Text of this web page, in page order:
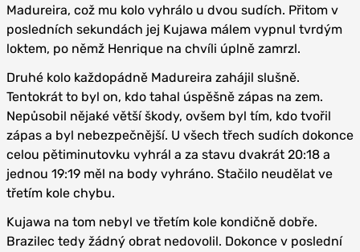
Madureira, což mu kolo vyhrálo u dvou sudích. Přitom v
posledních sekundách jej Kujawa málem vypnul tvrdým
loktem, po němž Henrique na chvíli úplně zamrzl.
Druhé kolo každopádně Madureira zahájil slušně.
Tentokrát to byl on, kdo tahal úspěšně zápas na zem.
Nepůsobil nějaké větší škody, ovšem byl tím, kdo tvořil
zápas a byl nebezpečnější. U všech třech sudích dokonce
celou pětiminutovku vyhrál a za stavu dvakrát 20:18 a
jednou 19:19 měl na body vyhráno. Stačilo neudělat ve
třetím kole chybu.
Kujawa na tom nebyl ve třetím kole kondičně dobře.
Brazilec tedy žádný obrat nedovolil. Dokonce v poslední